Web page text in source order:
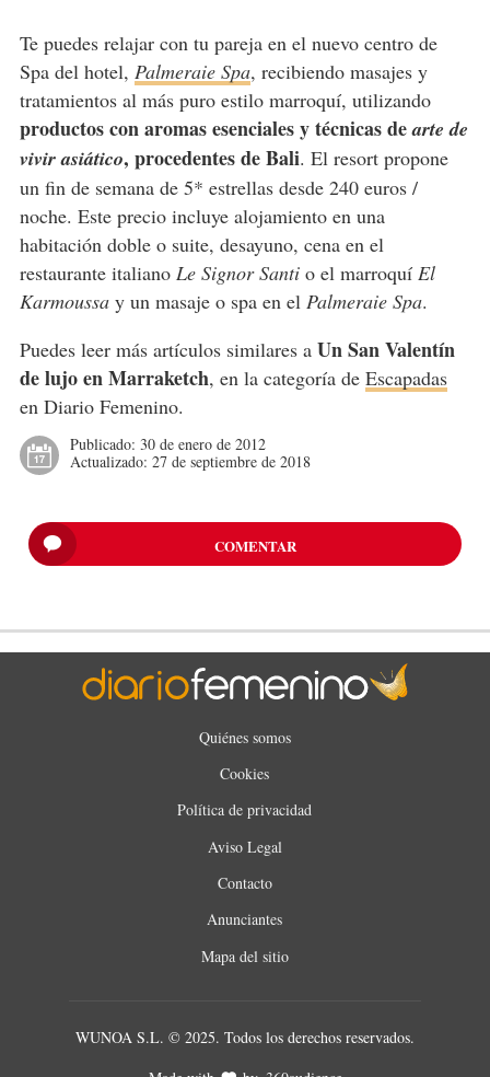
Te puedes relajar con tu pareja en el nuevo centro de
Spa del hotel, Palmeraie Spa, recibiendo masajes y
tratamientos al más puro estilo marroquí, utilizando
productos con aromas esenciales y técnicas dearte de
vivir asiático, procedentes de Bali. El resort propone
un fin de semana de 5* estrellas desde 240 euros /
noche. Este precio incluye alojamiento en una
habitación doble o suite, desayuno, cena en el
restaurante italiano Le Signor Santio el marroquí El
Karmoussay un masaje o spa en el Palmeraie Spa.
Puedes leer más artículos similares a Un San Valentín
de lujo en Marraketch, en la categoría de Escapadas
en Diario Femenino.
Publicado: 30 de enero de 2012
Actualizado: 27 de septiembre de 2018
COMENTAR
Quiénes somos
Cookies
Política de privacidad
Aviso Legal
Contacto
Anunciantes
Mapa del sitio
WUNOA S.L. © 2025. Todos los derechos reservados.